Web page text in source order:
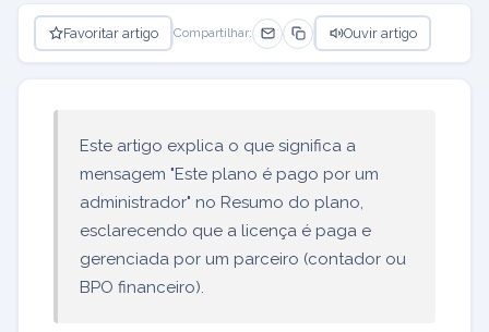
Favoritar artigo Compartilhar: Ouvir artigo
Este artigo explica o que significa a
mensagem "Este plano é pago por um
administrador" no Resumo do plano,
esclarecendo que a licença é paga e
gerenciada por um parceiro (contador ou
BPO financeiro).